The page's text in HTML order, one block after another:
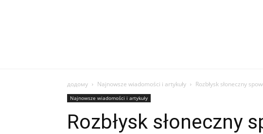
додому Najnowsze wiadomości i artykuły Rozbłysk słoneczny
Najnowsze wiadomości i artykuły
Rozbłysk słoneczny